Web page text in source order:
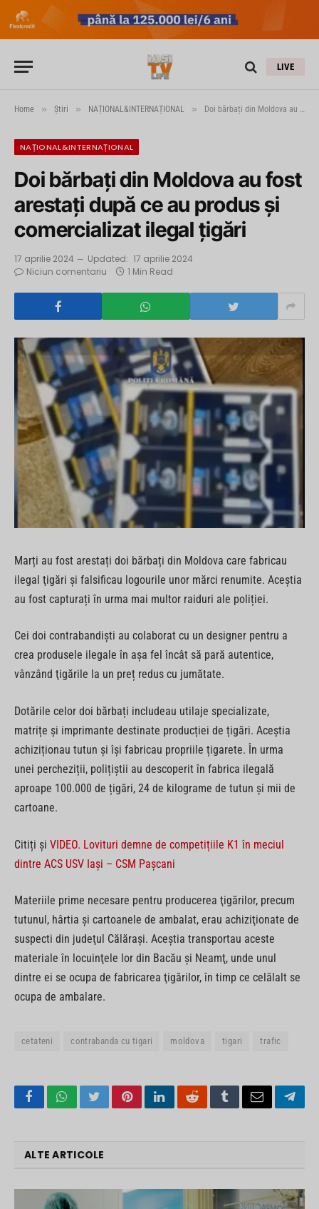
LIVE
Home » Știri » NAȚIONAL&INTERNAȚIONAL » Doi bărbați din Moldova au fost arestați după ce au produs și comercializat ilegal țigări
NAȚIONAL&INTERNAȚIONAL
Doi bărbați din Moldova au fost
arestați după ce au produs și
comercializat ilegal țigări
17 aprilie 2024 Updated: 17 aprilie 2024
Niciun comentariu
1 Min Read
Marți au fost arestați doi bărbați din Moldova care fabricau
ilegal ţigări și falsificau logourile unor mărci renumite. Aceștia
au fost capturați în urma mai multor raiduri ale poliției.
Cei doi contrabandiști au colaborat cu un designer pentru a
crea produsele ilegale în așa fel încât să pară autentice,
vânzând ţigările la un preț redus cu jumătate.
Dotările celor doi bărbați includeau utilaje specializate,
matrițe și imprimante destinate producției de țigări. Aceștia
achiziționau tutun și își fabricau propriile țigarete. În urma
unei percheziții, polițiștii au descoperit în fabrica ilegală
aproape 100.000 de țigări, 24 de kilograme de tutun și mii de
cartoane.
Citiți și VIDEO. Lovituri demne de competițiile K1 în meciul
dintre ACS USV Iași – CSM Pașcani
Materiile prime necesare pentru producerea ţigărilor, precum
tutunul, hârtia şi cartoanele de ambalat, erau achiziţionate de
suspecti din judeţul Călăraşi. Aceştia transportau aceste
materiale în locuinţele lor din Bacău şi Neamţ, unde unul
dintre ei se ocupa de fabricarea ţigărilor, în timp ce celălalt se
ocupa de ambalare.
cetateni contrabanda cu tigari moldova tigari trafic
FacebookWhatsApp
TwitterPinterestLinkedInRedditTumblrEmail
ALTE ARTICOLE